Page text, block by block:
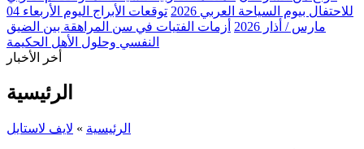
للاحتفال بيوم السياحة العربي 2026
توقعات الأبراج اليوم الأربعاء 04
مارس / أذار 2026
أزمات الفتيات في سن المراهقة بين الضيق
النفسي وحلول الأهل الحكيمة
أخر الأخبار
الرئيسية
الرئيسية » لايف لاستايل